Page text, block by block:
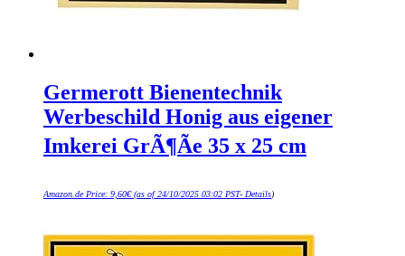
Germerott Bienentechnik
Werbeschild Honig aus eigener
Imkerei GrÃ¶Ãe 35 x 25 cm
Amazon.de Price: 9,60€(as of 24/10/2025 03:02 PST- Details)